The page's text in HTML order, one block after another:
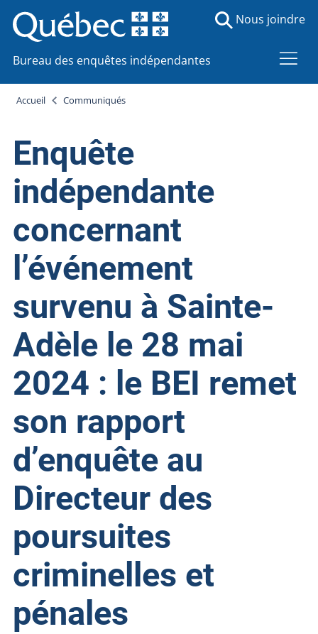
Bureau des enquêtes indépendantes
Nous joindre
Accueil Communiqués
Enquête
indépendante
concernant
l’événement
survenu à Sainte-
Adèle le 28 mai
2024 : le BEI remet
son rapport
d’enquête au
Directeur des
poursuites
criminelles et
pénales